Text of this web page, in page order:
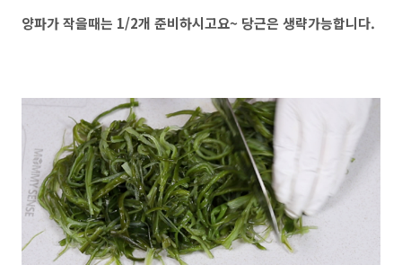
양파가 작을때는 1/2개 준비하시고요~ 당근은 생략가능합니다.